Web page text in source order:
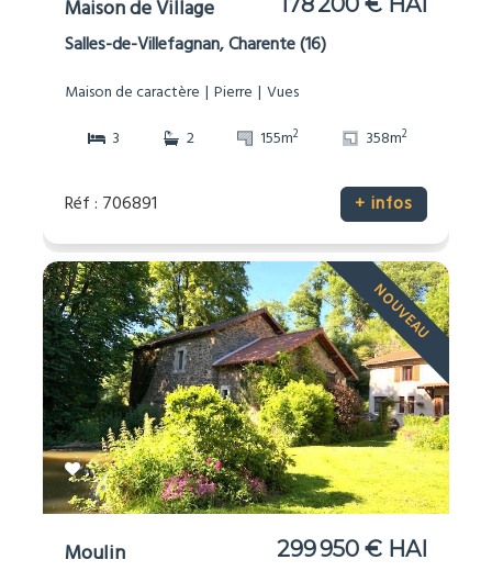
Maison de Village
Salles-de-Villefagnan, Charente (16)
Maison de caractère Pierre
Vues
3
2 155m2 358m2
Réf : 706891 + infos
NOUVEAU
Moulin 299 950 € HAI